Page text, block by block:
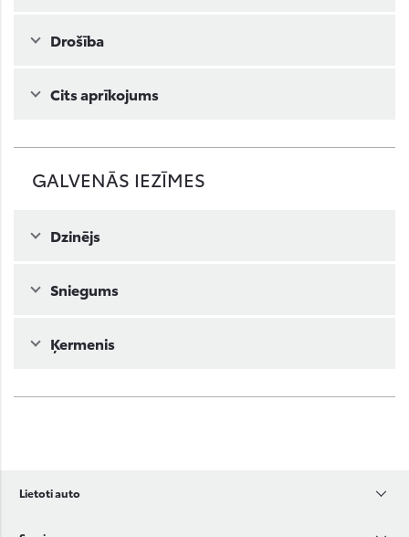
Drošība
Cits aprīkojums
GALVENĀS IEZĪMES
Dzinējs
Sniegums
Ķermenis
Lietoti auto